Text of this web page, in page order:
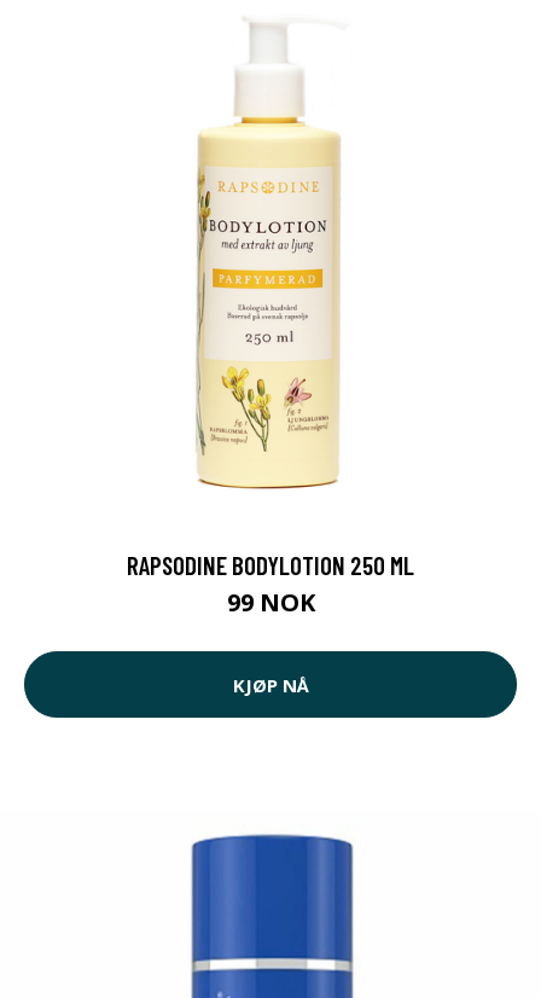
RAPSODINE BODYLOTION 250 ML
99 NOK
KJØP NÅ